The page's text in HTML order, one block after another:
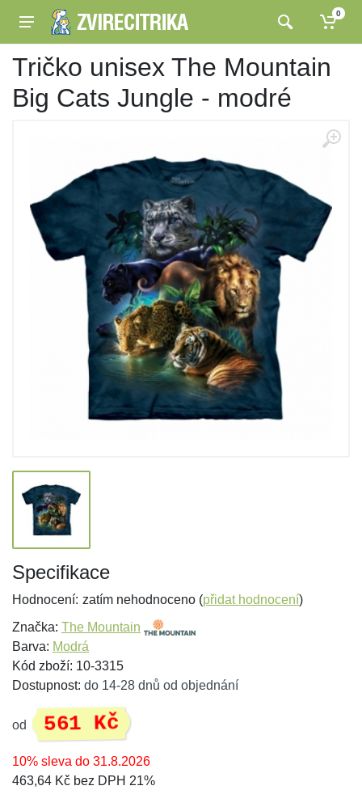
0
Tričko unisex The Mountain
Big Cats Jungle - modré
Specifikace
Hodnocení: zatím nehodnoceno (přidat hodnocení)
Značka: The Mountain
Barva: Modrá
Kód zboží: 10-3315
Dostupnost: do 14-28 dnů od objednání
od 561 Kč
10% sleva do 31.8.2026
463,64 Kč bez DPH 21%